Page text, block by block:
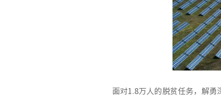
面对1.8万人的脱贫任务，解